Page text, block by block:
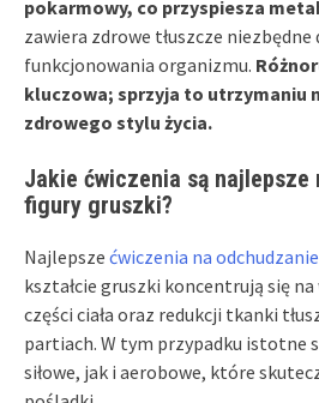
pokarmowy, co przyspiesza
zawiera zdrowe tłuszcze niezbędne
funkcjonowania organizmu.
kluczowa; sprzyja to utrzymaniu
zdrowego stylu życia.
Jakie ćwiczenia są najlepsze
figury gruszki?
Najlepsze ćwiczenia na odchudzanie
kształcie gruszki koncentrują się
części ciała oraz redukcji tkanki
partiach. W tym przypadku istotne
siłowe, jak i aerobowe, które